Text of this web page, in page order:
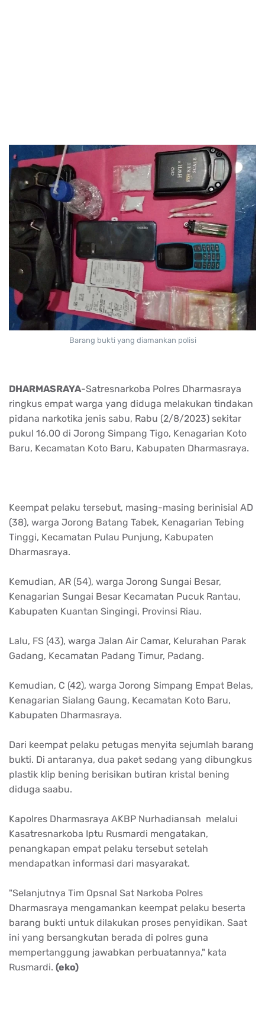
Barang bukti yang diamankan polisi
DHARMASRAYA-Satresnarkoba Polres Dharmasraya
ringkus empat warga yang diduga melakukan tindakan
pidana narkotika jenis sabu, Rabu (2/8/2023) sekitar
pukul 16.00 di Jorong Simpang Tigo, Kenagarian Koto
Baru, Kecamatan Koto Baru, Kabupaten Dharmasraya.
Keempat pelaku tersebut, masing-masing berinisial AD
(38), warga Jorong Batang Tabek, Kenagarian Tebing
Tinggi, Kecamatan Pulau Punjung, Kabupaten
Dharmasraya.
Kemudian, AR (54), warga Jorong Sungai Besar,
Kenagarian Sungai Besar Kecamatan Pucuk Rantau,
Kabupaten Kuantan Singingi, Provinsi Riau.
Lalu, FS (43), warga Jalan Air Camar, Kelurahan Parak
Gadang, Kecamatan Padang Timur, Padang.
Kemudian, C (42), warga Jorong Simpang Empat Belas,
Kenagarian Sialang Gaung, Kecamatan Koto Baru,
Kabupaten Dharmasraya.
Dari keempat pelaku petugas menyita sejumlah barang
bukti. Di antaranya, dua paket sedang yang dibungkus
plastik klip bening berisikan butiran kristal bening
diduga saabu.
Kapolres Dharmasraya AKBP Nurhadiansah melalui
Kasatresnarkoba Iptu Rusmardi mengatakan,
penangkapan empat pelaku tersebut setelah
mendapatkan informasi dari masyarakat.
"Selanjutnya Tim Opsnal Sat Narkoba Polres
Dharmasraya mengamankan keempat pelaku beserta
barang bukti untuk dilakukan proses penyidikan. Saat
ini yang bersangkutan berada di polres guna
mempertanggung jawabkan perbuatannya," kata
Rusmardi. (eko)